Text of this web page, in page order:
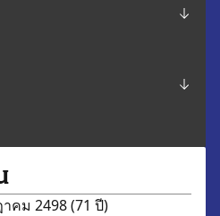
คม 2498 (71 ปี)